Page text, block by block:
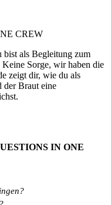
CREW
bist als Begleitung zum
Sorge, wir haben die
zeigt dir, wie du als
der Braut eine
IN ONE